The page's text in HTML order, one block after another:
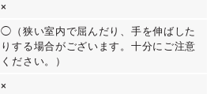
×
◯（狭い室内で屈んだり、手を伸ばした
りする場合がございます。十分にご注意
ください。）
×